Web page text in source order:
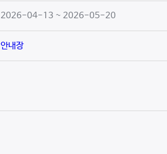
2026-04-13 ~ 2026-05-20
안내장